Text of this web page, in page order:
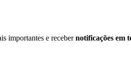
importantes e receber notificações em